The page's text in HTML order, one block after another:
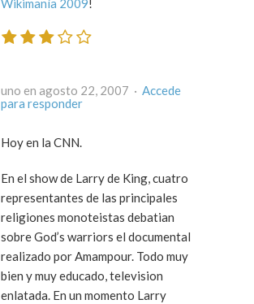
Wikimanía 2009!
uno en agosto 22, 2007 · Accede
para responder
Hoy en la CNN.
En el show de Larry de King, cuatro
representantes de las principales
religiones monoteistas debatian
sobre God’s warriors el documental
realizado por Amampour. Todo muy
bien y muy educado, television
enlatada. En un momento Larry